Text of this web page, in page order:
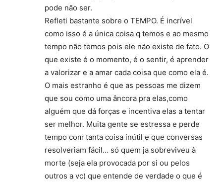
pode não ser.
Refleti bastante sobre o TEMPO. É incrível
como isso é a única coisa q temos e ao mesmo
tempo não temos pois ele não existe de fato. O
que existe é o momento, é o sentir, é aprender
a valorizar e a amar cada coisa que como ela é.
O mais estranho é que as pessoas me dizem
que sou como uma âncora pra elas,como
alguém que dá forças e incentiva elas a tentar
ser melhor. Muita gente se estressa e perde
tempo com tanta coisa inútil e que conversas
resolveriam fácil… só quem ja sobreviveu à
morte (seja ela provocada por si ou pelos
outros a vc) que entende de verdade o que é